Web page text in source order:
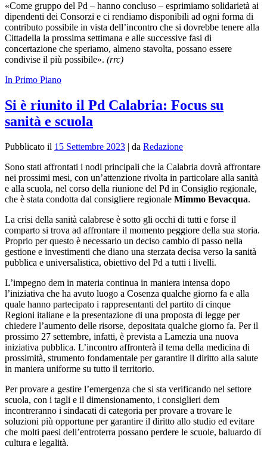
«Come gruppo del Pd – hanno concluso – esprimiamo solidarietà ai
dipendenti dei Consorzi e ci rendiamo disponibili ad ogni forma di
contributo possibile in vista dell’incontro che si dovrebbe tenere alla
Cittadella la prossima settimana e alle successive fasi di
concertazione che speriamo, almeno stavolta, possano essere
condivise il più possibile». (rrc)
In Primo Piano
Si è riunito il Pd Calabria: Focus su
sanità e scuola
Pubblicato il 15 Settembre 2023 | da Redazione
Sono stati affrontati i nodi principali che la Calabria dovrà affrontare
nei prossimi mesi, con un’attenzione rivolta in particolare alla sanità
e alla scuola, nel corso della riunione del Pd in Consiglio regionale,
che è stata condotta dal consigliere regionale Mimmo Bevacqua.
La crisi della sanità calabrese è sotto gli occhi di tutti e forse il
comparto si trova ad affrontare il momento peggiore della sua storia.
Proprio per questo è necessario un deciso cambio di passo nella
gestione e investimenti che diano una sterzata decisa verso la sanità
pubblica e universalistica, obiettivo del Pd a tutti i livelli.
L’impegno dem in materia continua in maniera intensa dopo
l’iniziativa che ha avuto luogo a Cosenza qualche giorno fa e alla
quale hanno partecipato i rappresentanti del partito di cinque
Regioni italiane e la presentazione di una proposta di legge per
chiedere l’aumento delle risorse, depositata qualche giorno fa. Per il
prossimo 27 settembre, infatti, è prevista a Lamezia una nuova
iniziativa pubblica. L’incontro affronterà il tema della medicina di
prossimità, strumento fondamentale per garantire il diritto alla salute
in maniera uniforme su tutto il territorio.
Per provare a gestire l’emergenza che si sta verificando nel settore
scuola, con i tagli e il dimensionamento, i consiglieri dem
incontreranno i sindacati di categoria per provare a trovare le
soluzioni più opportune per garantire il diritto allo studio ed evitare
che molti paesi dell’entroterra possano perdere le scuole, baluardo di
cultura e legalità.